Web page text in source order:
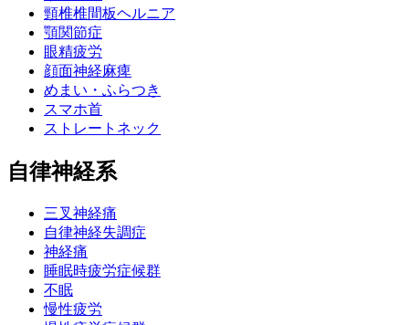
頸椎椎間板ヘルニア
顎関節症
眼精疲労
顔面神経麻痺
めまい・ふらつき
スマホ首
ストレートネック
自律神経系
三叉神経痛
自律神経失調症
神経痛
睡眠時疲労症候群
不眠
慢性疲労